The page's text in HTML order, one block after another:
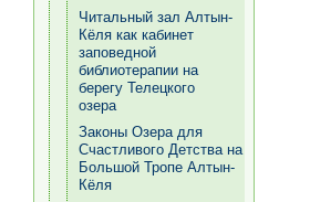
Читальный зал Алтын-
Кёля как кабинет
заповедной
библиотерапии на
берегу Телецкого
озера
Законы Озера для
Счастливого Детства на
Большой Тропе Алтын-
Кёля